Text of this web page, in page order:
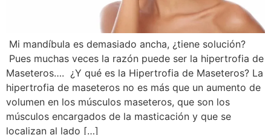
Mi mandíbula es demasiado ancha, ¿tiene solución?
Pues muchas veces la razón puede ser la hipertrofia de
Maseteros…. ¿Y qué es la Hipertrofia de Maseteros? La
hipertrofia de maseteros no es más que un aumento de
volumen en los músculos maseteros, que son los
músculos encargados de la masticación y que se
localizan al lado […]